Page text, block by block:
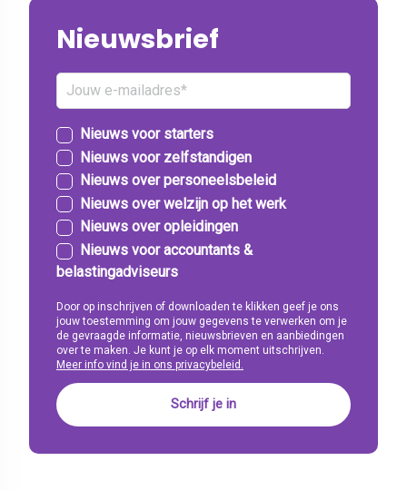
Nieuwsbrief
Nieuws voor starters
Nieuws voor zelfstandigen
Nieuws over personeelsbeleid
Nieuws over welzijn op het werk
Nieuws over opleidingen
Nieuws voor accountants &
belastingadviseurs
Door op inschrijven of downloaden te klikken geef je ons
jouw toestemming om jouw gegevens te verwerken om je
de gevraagde informatie, nieuwsbrieven en aanbiedingen
over te maken. Je kunt je op elk moment uitschrijven.
Meer info vind je in ons privacybeleid.